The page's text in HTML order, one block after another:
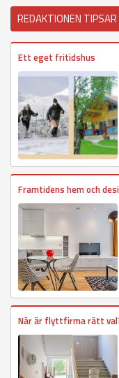
REDAKTIONEN TIPSAR
Ett eget fritidshus
Framtidens hem och
När är flyttfirma rätt